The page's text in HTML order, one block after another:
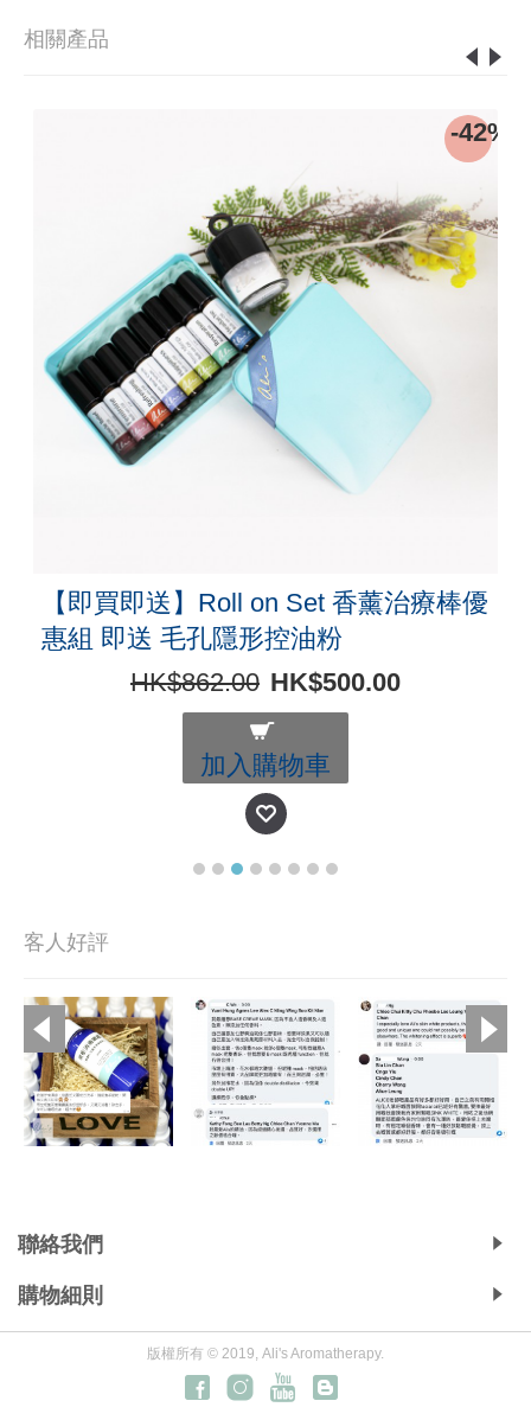
相關產品
-42%
【即買即送】Roll on Set 香薰治療棒優
惠組 即送 毛孔隱形控油粉
HK$862.00 HK$500.00
加入購物車
客人好評
聯絡我們
購物細則
版權所有 © 2019, Ali's Aromatherapy.